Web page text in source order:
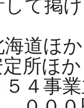
て掲
道ほ
所ほ
４事